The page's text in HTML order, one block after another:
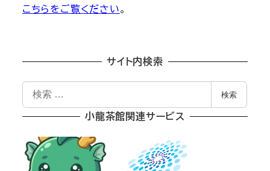
こちらをご覧ください。
サイト内検索
索
検索
小龍茶館関連サービス